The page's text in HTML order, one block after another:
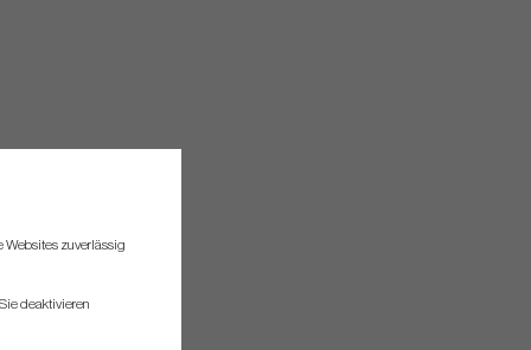
Websites zuverlässig
deaktivieren